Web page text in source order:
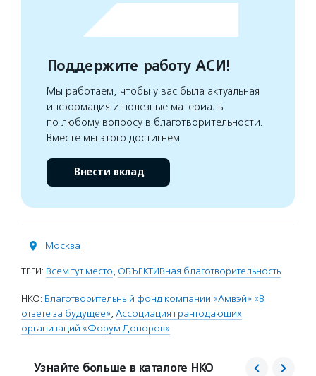
Поддержите работу АСИ!
Мы работаем, чтобы у вас была актуальная
информация и полезные материалы
по любому вопросу в благотворительности.
Вместе мы этого достигнем
Внести вклад
Москва
ТЕГИ: Всем тут место, ОБЪЕКТИВная благотворительность
НКО: Благотворительный фонд компании «Амвэй» «В
ответе за будущее», Ассоциация грантодающих
организаций «Форум Доноров»
Узнайте больше в каталоге НКО